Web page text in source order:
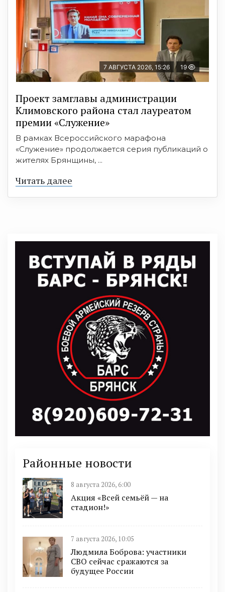
7 АВГУСТА 2026, 15:26 19
Проект замглавы администрации
Климовского района стал лауреатом
премии «Служение»
В рамках Всероссийского марафона
«Служение» продолжается серия публикаций о
жителях Брянщины, ...
Читать далее
Районные новости
8 августа 2026, 6:00
Акция «Всей семьёй — на
стадион!»
7 августа 2026, 10:05
Людмила Боброва: участники
СВО сейчас сражаются за
будущее России